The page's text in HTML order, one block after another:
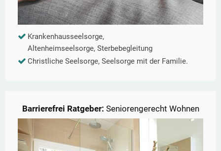
Krankenhausseelsorge,
Altenheimseelsorge, Sterbebegleitung
Christliche Seelsorge, Seelsorge mit der Familie.
Barrierefrei Ratgeber: Seniorengerecht Wohnen